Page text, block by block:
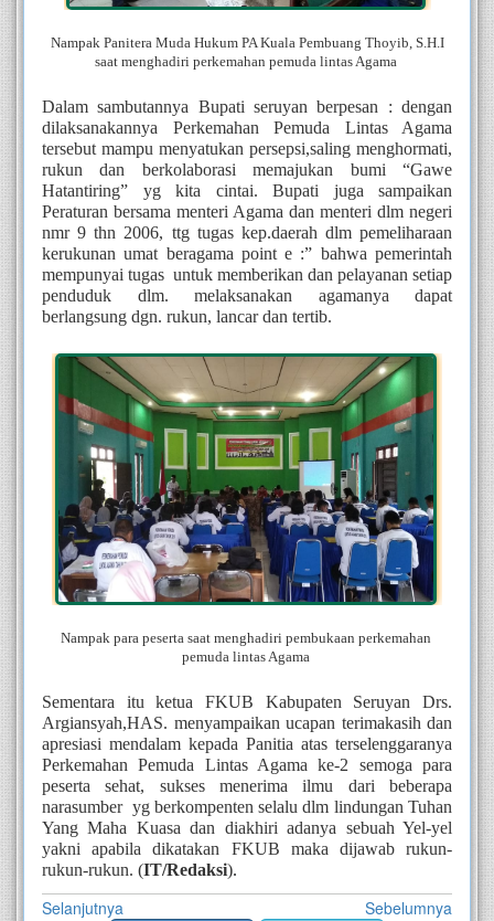
Nampak Panitera Muda Hukum PA Kuala Pembuang Thoyib, S.H.I
saat menghadiri perkemahan pemuda lintas Agama
Dalam sambutannya Bupati seruyan berpesan : dengan
dilaksanakannya Perkemahan Pemuda Lintas Agama
tersebut mampu menyatukan persepsi,saling menghormati,
rukun dan berkolaborasi memajukan bumi “Gawe
Hatantiring” yg kita cintai. Bupati juga sampaikan
Peraturan bersama menteri Agama dan menteri dlm negeri
nmr 9 thn 2006, ttg tugas kep.daerah dlm pemeliharaan
kerukunan umat beragama point e :” bahwa pemerintah
mempunyai tugas  untuk memberikan dan pelayanan setiap
penduduk dlm. melaksanakan agamanya dapat
berlangsung dgn. rukun, lancar dan tertib.
Nampak para peserta saat menghadiri pembukaan perkemahan
pemuda lintas Agama
Sementara itu ketua FKUB Kabupaten Seruyan Drs.
Argiansyah,HAS. menyampaikan ucapan terimakasih dan
apresiasi mendalam kepada Panitia atas terselenggaranya
Perkemahan Pemuda Lintas Agama ke-2 semoga para
peserta sehat, sukses menerima ilmu dari beberapa
narasumber  yg berkompenten selalu dlm lindungan Tuhan
Yang Maha Kuasa dan diakhiri adanya sebuah Yel-yel
yakni apabila dikatakan FKUB maka dijawab rukun-
rukun-rukun. (IT/Redaksi).
Selanjutnya Sebelumnya